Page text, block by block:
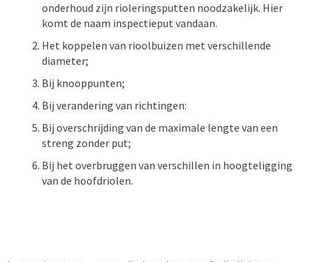
onderhoud zijn rioleringsputten noodzakelijk. Hier
komt de naam inspectieput vandaan.
Het koppelen van rioolbuizen met verschillende
diameter;
Bij knooppunten;
Bij verandering van richtingen:
Bij overschrijding van de maximale lengte van een
streng zonder put;
Bij het overbruggen van verschillen in hoogteligging
van de hoofdriolen.